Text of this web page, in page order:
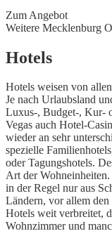
Zum Angebot
Weitere Mecklenburg
Hotels
Hotels weisen von
Je nach Urlaubsland
Luxus-, Budget-, Kur-
Vegas auch Hotel-
wieder an sehr
spezielle
oder Tagungshotels.
Art der
in der Regel nur aus
Ländern, vor allem
Hotels weit verbreitet,
Wohnzimmer und